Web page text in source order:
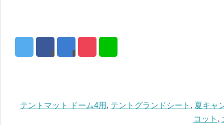
テントマット ドーム4用 , テントグランドシート , 夏キャ
コット ,